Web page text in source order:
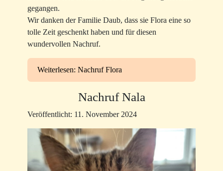
gegangen.
Wir danken der Familie Daub, dass sie Flora eine so
tolle Zeit geschenkt haben und für diesen
wundervollen Nachruf.
Weiterlesen: Nachruf Flora
Nachruf Nala
Veröffentlicht: 11. November 2024